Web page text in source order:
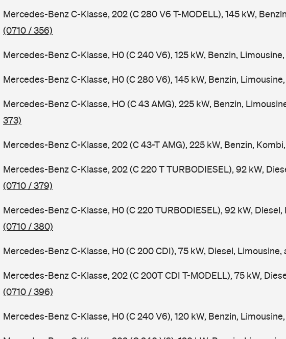
Mercedes-Benz C-Klasse, 202 (C 280 V6 T-MODELL), 145 kW,
(0710 / 356)
Mercedes-Benz C-Klasse, H0 (C 240 V6), 125 kW, Benzin,
Mercedes-Benz C-Klasse, H0 (C 280 V6), 145 kW, Benzin,
Mercedes-Benz C-Klasse, HO (C 43 AMG), 225 kW, Benzin,
373)
Mercedes-Benz C-Klasse, 202 (C 43-T AMG), 225 kW, Benzin,
Mercedes-Benz C-Klasse, 202 (C 220 T TURBODIESEL), 92 kW,
(0710 / 379)
Mercedes-Benz C-Klasse, H0 (C 220 TURBODIESEL), 92 kW,
(0710 / 380)
Mercedes-Benz C-Klasse, H0 (C 200 CDI), 75 kW, Diesel, Limousine,
Mercedes-Benz C-Klasse, 202 (C 200T CDI T-MODELL), 75 kW,
(0710 / 396)
Mercedes-Benz C-Klasse, H0 (C 240 V6), 120 kW, Benzin,